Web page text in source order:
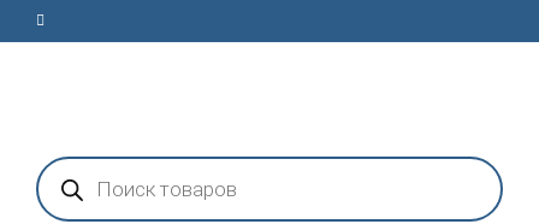
Поиск
товаров